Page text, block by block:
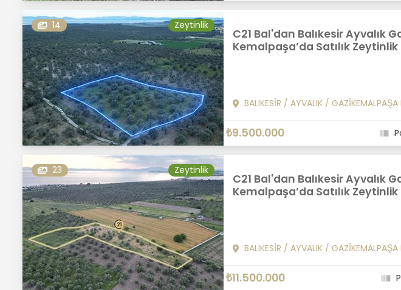
14 Zeytinlik
C21 Bal'dan Balıkesir Ayvalık
Kemalpaşa’da Satılık
BALIKESİR / AYVALIK/ GAZİKEMALPAŞA
₺9.500.000
23 Zeytinlik
C21 Bal'dan Balıkesir Ayvalık
Kemalpaşa’da Satılık Zeytinlik
BALIKESİR / AYVALIK/ GAZİKEMALPAŞA
₺11.500.000